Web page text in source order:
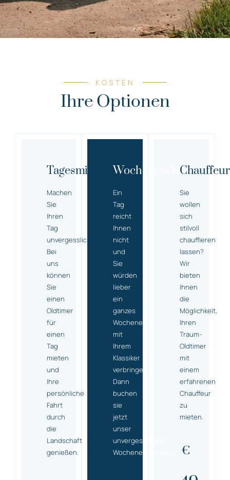
KOSTEN
Ihre Optionen
Tagesmiete
Machen
Sie
Ihren
Tag
unvergesslich!
Bei
uns
können
Sie
einen
Oldtimer
für
einen
Tag
mieten
und
Ihre
persönliche
Fahrt
durch
die
Landschaft
genießen.
Wochenendmiete
Ein
Tag
reicht
Ihnen
nicht
und
Sie
würden
lieber
ein
ganzes
Wochenende
mit
Ihrem
Klassiker
verbringen?
Dann
buchen
sie
jetzt
unser
unvergessliches
Wochenendangebot.
Sie
wollen
sich
stilvoll
chauffieren
lassen?
Wir
bieten
Ihnen
die
Möglichkeit,
Ihren
Traum-
Oldtimer
mit
einem
erfahrenen
Chauffeur
zu
mieten.
€